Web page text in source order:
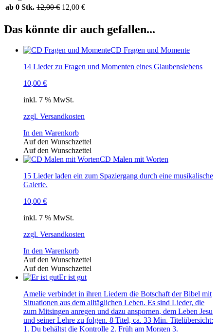
ab 0 Stk. 12,00€ 12,00 €
Das könnte dir auch gefallen...
CD Fragen und Momente
14 Lieder zu Fragen und Momenten eines Glaubenslebens
10,00 €
inkl. 7 % MwSt.
zzgl. Versandkosten
In den Warenkorb
Auf den Wunschzettel
Auf den Wunschzettel
CD Malen mit Worten
15 Lieder laden ein zum Spaziergang durch eine musikalische
Galerie.
10,00 €
inkl. 7 % MwSt.
zzgl. Versandkosten
In den Warenkorb
Auf den Wunschzettel
Auf den Wunschzettel
Er ist gut
Amelie verbindet in ihren Liedern die Botschaft der Bibel mit
Situationen aus dem alltäglichen Leben. Es sind Lieder, die
zum Mitsingen anregen und dazu anspornen, dem Leben Jesu
und seiner Lehre zu folgen. 8 Titel, ca. 33 Min. Titelübersicht:
1. Du behältst die Kontrolle 2. Früh am Morgen 3.